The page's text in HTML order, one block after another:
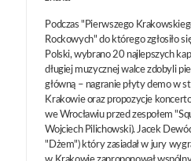
Podczas "Pierwszego
Rockowych" do którego zgłosiło
Polski, wybrano 20 najlepszych
długiej muzycznej walce zdobyli
główną – nagranie płyty demo w
Krakowie oraz propozycje
we Wrocławiu przed zespołem
Wojciech Pilichowski). Jacek
"Dżem") który zasiadał w jury